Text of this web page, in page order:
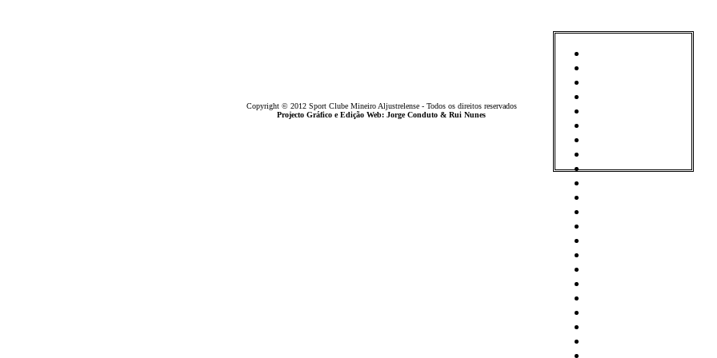
Copyright © 2012 Sport Clube Mineiro Aljustrelense - Todos os direitos reservados
Projecto Gráfico e Edição Web: Jorge Conduto & Rui Nunes